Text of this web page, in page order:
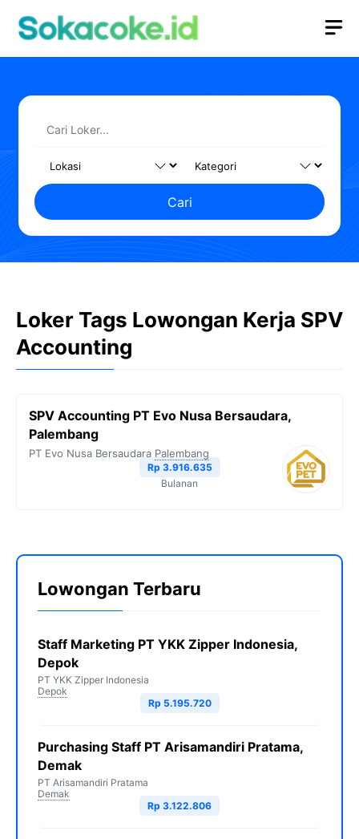
Cari
Loker Tags Lowongan Kerja SPV
Accounting
SPV Accounting PT Evo Nusa Bersaudara,
Palembang
PT Evo Nusa Bersaudara Palembang
Rp 3.916.635
Bulanan
Lowongan Terbaru
Staff Marketing PT YKK Zipper Indonesia,
Depok
PT YKK Zipper Indonesia
Depok
Rp 5.195.720
Purchasing Staff PT Arisamandiri Pratama,
Demak
PT Arisamandiri Pratama
Demak
Rp 3.122.806